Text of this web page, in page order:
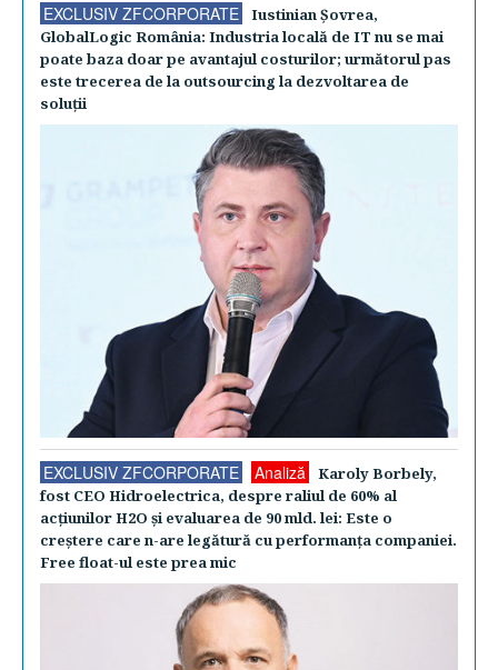
EXCLUSIV ZFCORPORATE
Iustinian Şovrea,
GlobalLogic România: Industria locală de IT nu se mai
poate baza doar pe avantajul costurilor; următorul pas
este trecerea de la outsourcing la dezvoltarea de
soluţii
EXCLUSIV ZFCORPORATE Analiză
Karoly Borbely,
fost CEO Hidroelectrica, despre raliul de 60% al
acţiunilor H2O şi evaluarea de 90 mld. lei: Este o
creştere care n-are legătură cu performanţa companiei.
Free float-ul este prea mic